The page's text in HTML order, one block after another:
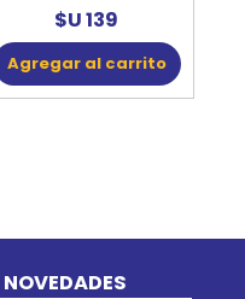
$U 139
Agregar al carrito